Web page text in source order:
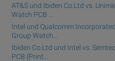
AT&S und Ibiden Co.Ltd vs.
Watch PCB ...
Intel und Qualcomm
Group Watch...
Ibiden Co.Ltd und Intel vs.
PCB (Print...